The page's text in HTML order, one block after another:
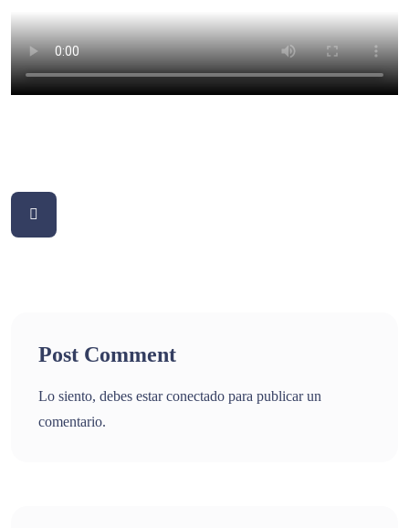
Post Comment
Lo siento, debes estarconectado para publicar un
comentario.